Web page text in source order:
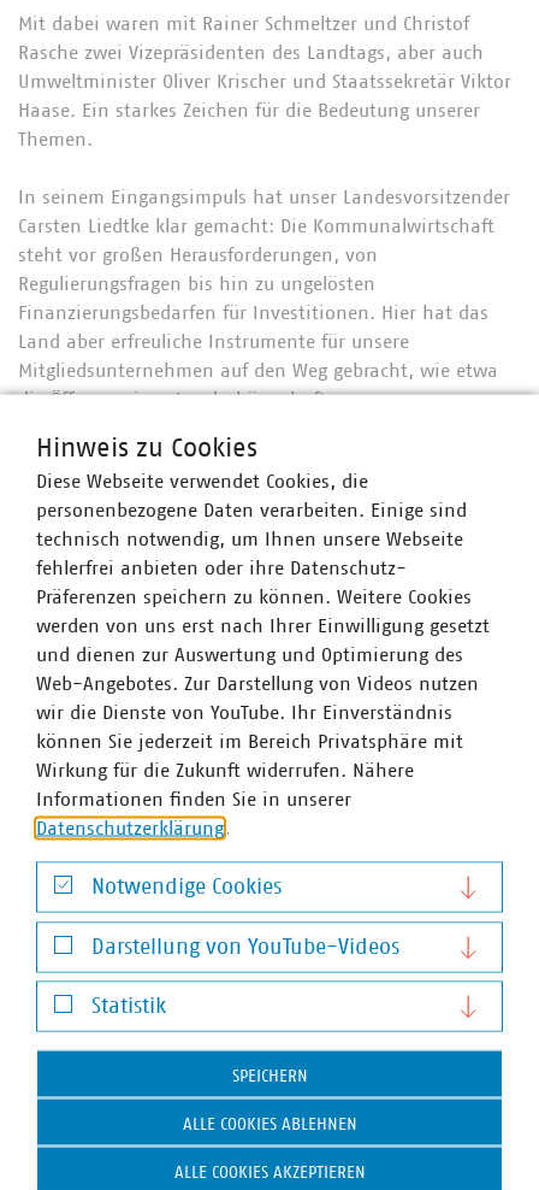
Mit dabei waren mit Rainer Schmeltzer und Christof
Rasche zwei Vizepräsidenten des Landtags, aber auch
Umweltminister Oliver Krischer und Staatssekretär Viktor
Haase. Ein starkes Zeichen für die Bedeutung unserer
Themen.
In seinem Eingangsimpuls hat unser Landesvorsitzender
Carsten Liedtke klar gemacht: Die Kommunalwirtschaft
steht vor großen Herausforderungen, von
Regulierungsfragen bis hin zu ungelösten
Finanzierungsbedarfen für Investitionen. Hier hat das
Land aber erfreuliche Instrumente für unsere
Mitgliedsunternehmen auf den Weg gebracht, wie etwa
die Öffnung eines Landesbürgschaftsprogramms.
Spannend wurde es auch im Dialog zwischen dem
Vorsitzenden der CDU-Landtagsfraktion NRW Thorsten
Schick und BDEW-Landesvorsitzendem Sven Becker. Dabei
ging es unter anderem um die Fortschritte bei der
Beschleunigung von Genehmigungsverfahren, zum
Beispiel für Anlagen der erneuerbaren Energieerzeugung.
Gleichzeitig wurde deutlich: Der gemeinsame Anspruch,
Tempo zu machen, ist da, doch die Herausforderungen
bleiben vielfältig.
Am Ende bleibt: Viele gute Gespräche, neue Kontakte und
das Gefühl, dass der direkte Austausch zwischen Politik
und Kommunalwirtschaft wichtiger ist denn je.
Danke an alle, die dabei waren und den Abend so
lebendig gemacht haben!
Impressionen des Abends
Hinweis zu Cookies
Diese Webseite verwendet Cookies, die
personenbezogene Daten verarbeiten. Einige sind
technisch notwendig, um Ihnen unsere Webseite
fehlerfrei anbieten oder ihre Datenschutz-
Präferenzen speichern zu können. Weitere Cookies
werden von uns erst nach Ihrer Einwilligung gesetzt
und dienen zur Auswertung und Optimierung des
Web-Angebotes. Zur Darstellung von Videos nutzen
wir die Dienste von YouTube. Ihr Einverständnis
können Sie jederzeit im Bereich Privatsphäre mit
Wirkung für die Zukunft widerrufen. Nähere
Informationen finden Sie in unserer
Datenschutzerklärung.
Notwendige Cookies
Notwendige Cookies
Darstellung von YouTube-Videos
Darstellung von YouTube-Videos
Statistik
Statistik
SPEICHERN
ALLE COOKIES ABLEHNEN
ALLE COOKIES AKZEPTIEREN